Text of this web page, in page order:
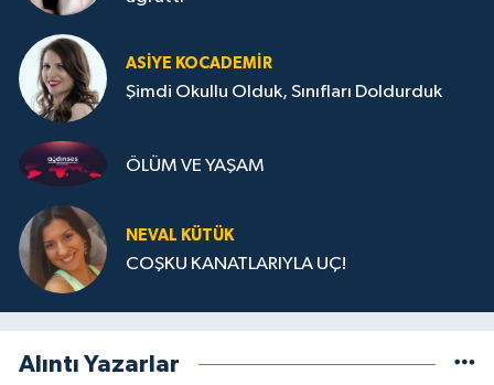
ASIYE KOCADEMİR
Şimdi Okullu Olduk, Sınıfları Doldurduk
ÖLÜM VE YAŞAM
NEVAL KÜTÜK
COŞKU KANATLARIYLA UÇ!
Alıntı Yazarlar